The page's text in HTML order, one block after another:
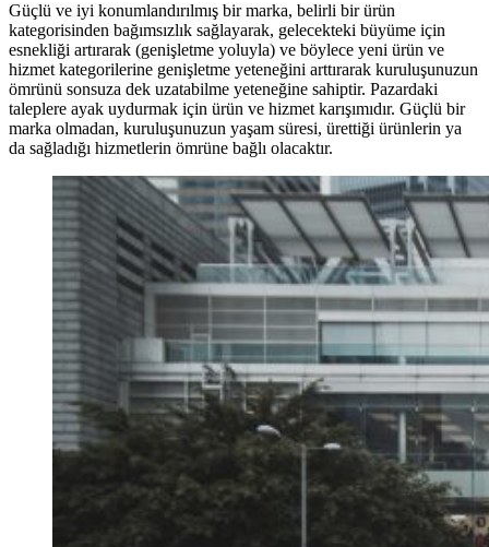
Güçlü ve iyi konumlandırılmış bir marka, belirli bir ürün
kategorisinden bağımsızlık sağlayarak, gelecekteki büyüme için
esnekliği artırarak (genişletme yoluyla) ve böylece yeni ürün ve
hizmet kategorilerine genişletme yeteneğini arttırarak kuruluşunuzun
ömrünü sonsuza dek uzatabilme yeteneğine sahiptir. Pazardaki
taleplere ayak uydurmak için ürün ve hizmet karışımıdır. Güçlü bir
marka olmadan, kuruluşunuzun yaşam süresi, ürettiği ürünlerin ya
da sağladığı hizmetlerin ömrüne bağlı olacaktır.